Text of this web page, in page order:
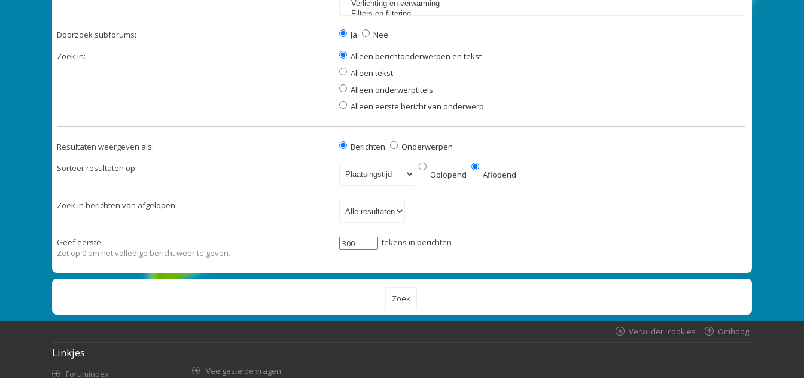
Doorzoek subforums: Ja
Nee
Zoek in:
Alleen berichtonderwerpen en tekst
Alleen tekst
Alleen onderwerptitels
Alleen eerste bericht van onderwerp
Resultaten weergeven als: Berichten
Onderwerpen
Sorteer resultaten op:
Oplopend Aflopend
Zoek in berichten van afgelopen:
Geef eerste:
Zet op 0 om het volledige bericht weer te geven.
tekens in berichten
Omhoog
Verwijder cookies
Linkjes
Forumindex Veelgestelde vragen